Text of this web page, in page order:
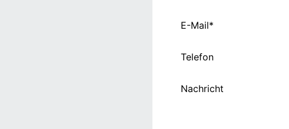
E-Mail*
Telefon
Nachricht